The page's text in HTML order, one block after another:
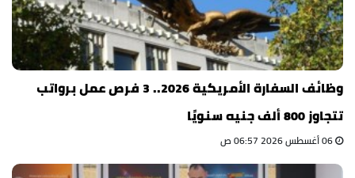
وظائف السفارة الأمريكية 2026.. 3 فرص عمل برواتب
تتجاوز 800 ألف جنيه سنويًا